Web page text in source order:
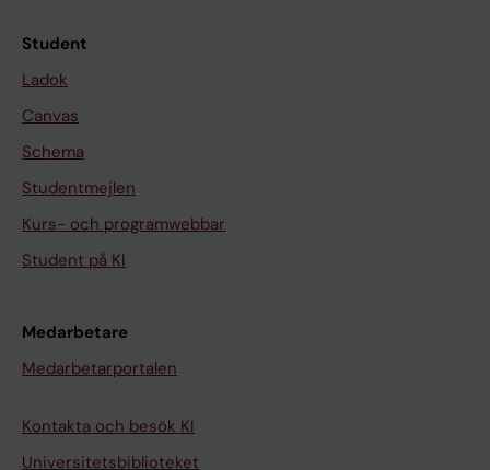
Student
Ladok
Canvas
Schema
Studentmejlen
Kurs- och programwebbar
Student på KI
Medarbetare
Medarbetarportalen
Kontakta och besök KI
Universitetsbiblioteket